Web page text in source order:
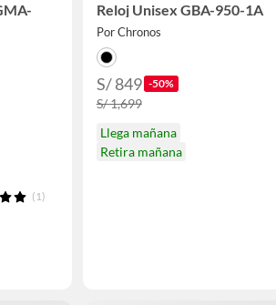
(1)
Reloj Unisex GBA-950-1A
Por Chronos
S/ 849 -50%
S/ 1,699
Llega mañana
Retira mañana